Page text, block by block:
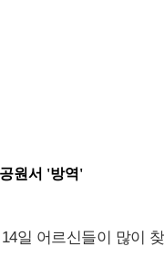
원서 '방역'
일 어르신들이 많이